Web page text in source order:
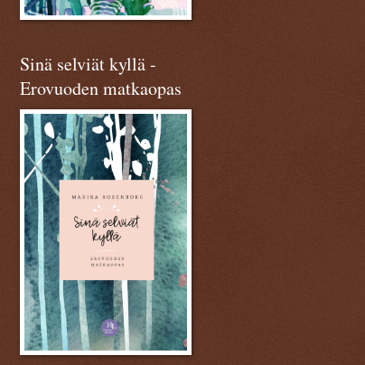
Sinä selviät kyllä -
Erovuoden matkaopas